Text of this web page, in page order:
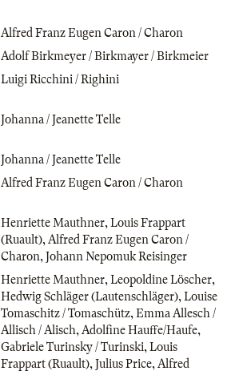
Alfred Franz Eugen Caron / Charon
Adolf Birkmeyer / Birkmayer / Birkmeier
Luigi Ricchini / Righini
Johanna / Jeanette Telle
Johanna / Jeanette Telle
Alfred Franz Eugen Caron / Charon
Henriette Mauthner, Louis Frappart
(Ruault), Alfred Franz Eugen Caron /
Charon, Johann Nepomuk Reisinger
Henriette Mauthner, Leopoldine Löscher,
Hedwig Schläger (Lautenschläger), Louise
Tomaschitz / Tomaschütz, Emma Allesch /
Allisch / Alisch, Adolfine Hauffe/Haufe,
Gabriele Turinsky / Turinski, Louis
Frappart (Ruault), Julius Price, Alfred